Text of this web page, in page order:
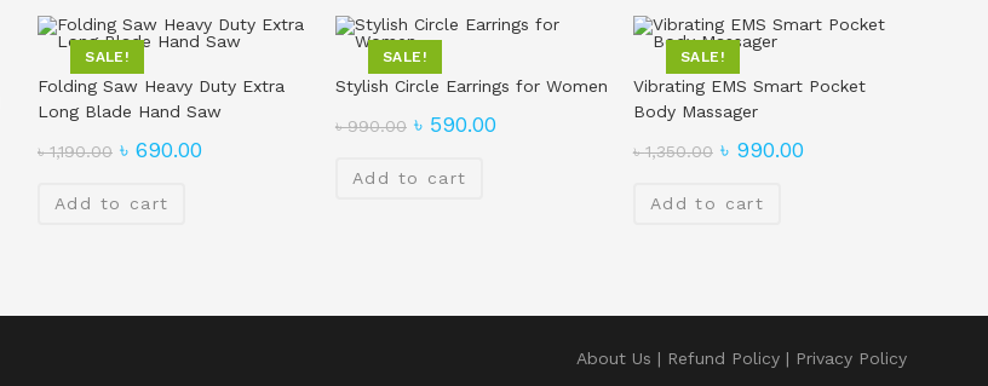
SALE!
Folding Saw Heavy Duty Extra
Long Blade Hand Saw
৳1,190.00 ৳690.00
Add to cart
SALE!
Stylish Circle Earrings for Women
৳990.00 ৳ 590.00
Add to cart
SALE!
Vibrating EMS Smart Pocket
Body Massager
৳1,350.00 ৳ 990.00
Add to cart
About Us Refund Policy Privacy Policy